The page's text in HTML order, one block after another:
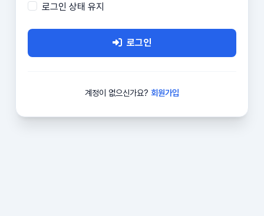
로그인 상태 유지
로그인
계정이 없으신가요? 회원가입